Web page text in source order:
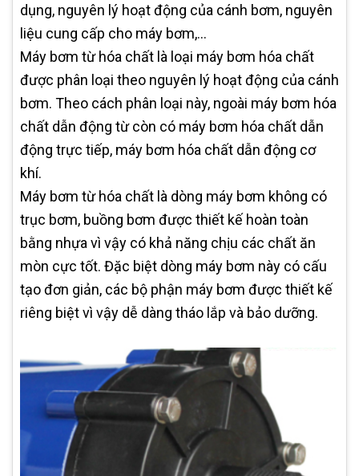
dụng, nguyên lý hoạt động của cánh bơm, nguyên
liệu cung cấp cho máy bơm,…
Máy bơm từ hóa chất là loại máy bơm hóa chất
được phân loại theo nguyên lý hoạt động của cánh
bơm. Theo cách phân loại này, ngoài máy bơm hóa
chất dẫn động từ còn có máy bơm hóa chất dẫn
động trực tiếp, máy bơm hóa chất dẫn động cơ
khí.
Máy bơm từ hóa chất là dòng máy bơm không có
trục bơm, buồng bơm được thiết kế hoàn toàn
bằng nhựa vì vậy có khả năng chịu các chất ăn
mòn cực tốt. Đặc biệt dòng máy bơm này có cấu
tạo đơn giản, các bộ phận máy bơm được thiết kế
riêng biệt vì vậy dễ dàng tháo lắp và bảo dưỡng.